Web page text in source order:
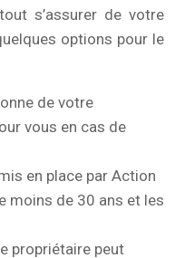
s’assurer de votre
options pour le
de votre
vous en cas de
en place par Action
moins de 30 ans et les
propriétaire peut